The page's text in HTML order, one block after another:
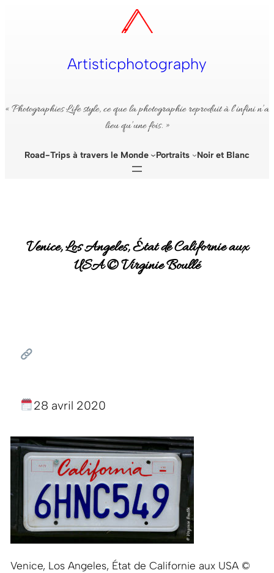
Artisticphotography
« Photographies Life style, ce que la photographie reproduit à l’infini n’a
lieu qu’une fois. »
Road-Trips à travers le Monde Portraits Noir et Blanc
Venice, Los Angeles, État de Californie aux
USA © Virginie Boullé
28 avril 2020
Venice, Los Angeles, État de Californie aux USA ©